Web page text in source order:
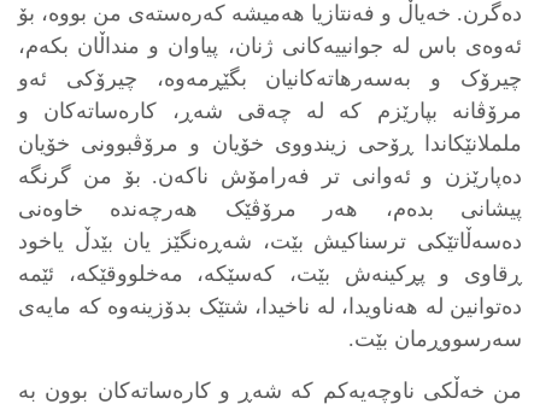
دەگرن. خەیاڵ و فەنتازیا هەمیشە کەرەستەی من بووە، بۆ
ئەوەی باس لە جوانییەکانی ژنان، پیاوان و منداڵان بکەم،
چیرۆک و بەسەرهاتەکانیان بگێڕمەوە، چیرۆکی ئەو
مرۆڤانە بپارێزم کە لە چەقی شەڕ، کارەساتەکان و
ململانێکاندا ڕۆحی زیندووی خۆیان و مرۆڤبوونی خۆیان
دەپارێزن و ئەوانی تر فەرامۆش ناکەن. بۆ من گرنگە
پیشانی بدەم، هەر مرۆڤێک هەرچەندە خاوەنی
دەسەڵاتێکی ترسناکیش بێت، شەڕەنگێز یان بێدڵ یاخود
ڕقاوی و پڕکینەش بێت، کەسێکە، مەخلووقێکە، ئێمە
دەتوانین لە هەناویدا، لە ناخیدا، شتێک بدۆزینەوە کە مایەی
سەرسووڕمان بێت.
من خەڵکی ناوچەیەکم کە شەڕ و کارەساتەکان بوون بە